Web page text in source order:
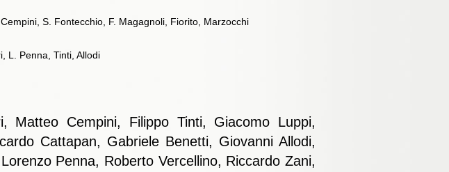
S. Fontecchio, F. Magagnoli, Fiorito, Marzocchi
L. Penna, Tinti, Allodi
Matteo Cempini, Filippo Tinti, Giacomo Luppi,
Cattapan, Gabriele Benetti, Giovanni Allodi,
Penna, Roberto Vercellino, Riccardo Zani,